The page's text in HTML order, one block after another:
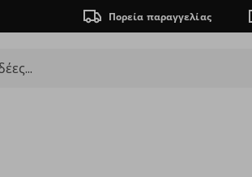
Πορεία παραγγελίας